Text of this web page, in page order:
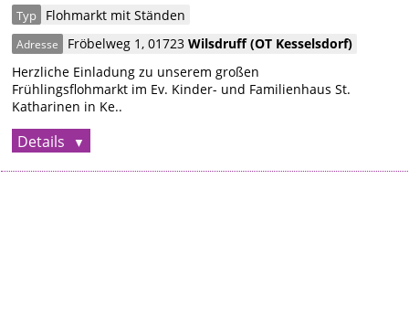
Typ Flohmarkt mit Ständen
Adresse Fröbelweg 1,01723Wilsdruff(OT Kesselsdorf)
Herzliche Einladung zu unserem großen
Frühlingsflohmarkt im Ev. Kinder- und Familienhaus St.
Katharinen in Ke..
Details